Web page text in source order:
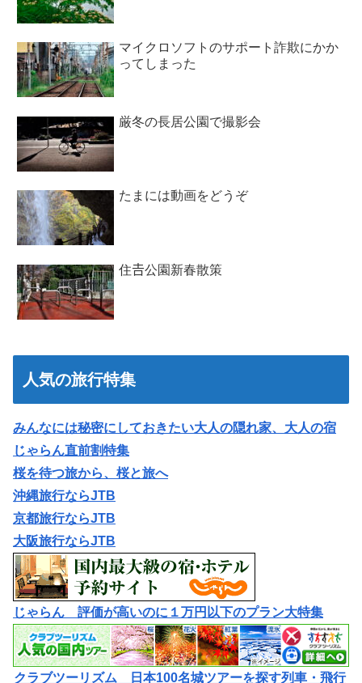
マイクロソフトのサポート詐欺にかか
ってしまった
厳冬の長居公園で撮影会
たまには動画をどうぞ
住𠮷公園新春散策
人気の旅行特集
みんなには秘密にしておきたい大人の隠れ家、大人の宿
じゃらん直前割特集
桜を待つ旅から、桜と旅へ
沖縄旅行ならJTB
京都旅行ならJTB
大阪旅行ならJTB
じゃらん 評価が高いのに１万円以下のプラン大特集
クラブツーリズム 日本100名城ツアーを探す列車・飛行